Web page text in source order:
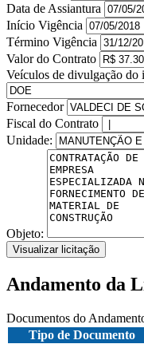
Data de Assiantura
Início Vigência
Término Vigência
Valor do Contrato
Veículos de divulgação do
Fornecedor
Fiscal do Contrato
Unidade:
Objeto:
Visualizar licitação
Andamento da
Documentos do
Tipo de Documento